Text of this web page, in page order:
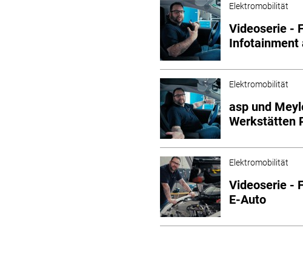
Elektromobilität
Videoserie -
Infotainment
Elektromobilität
asp und
Werkstätten
Elektromobilität
Videoserie -
E-Auto